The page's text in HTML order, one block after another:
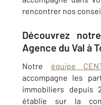
rencontrer nos
Découvrez
Agence du Val à
Notre équipe
accompagne les
immobiliers depuis
établie sur la